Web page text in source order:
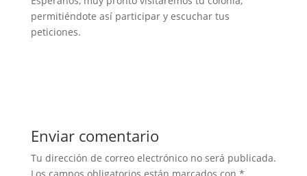
permitiéndote así participar y escuchar tus
peticiones.
Enviar comentario
Tu dirección de correo electrónico no será publicada.